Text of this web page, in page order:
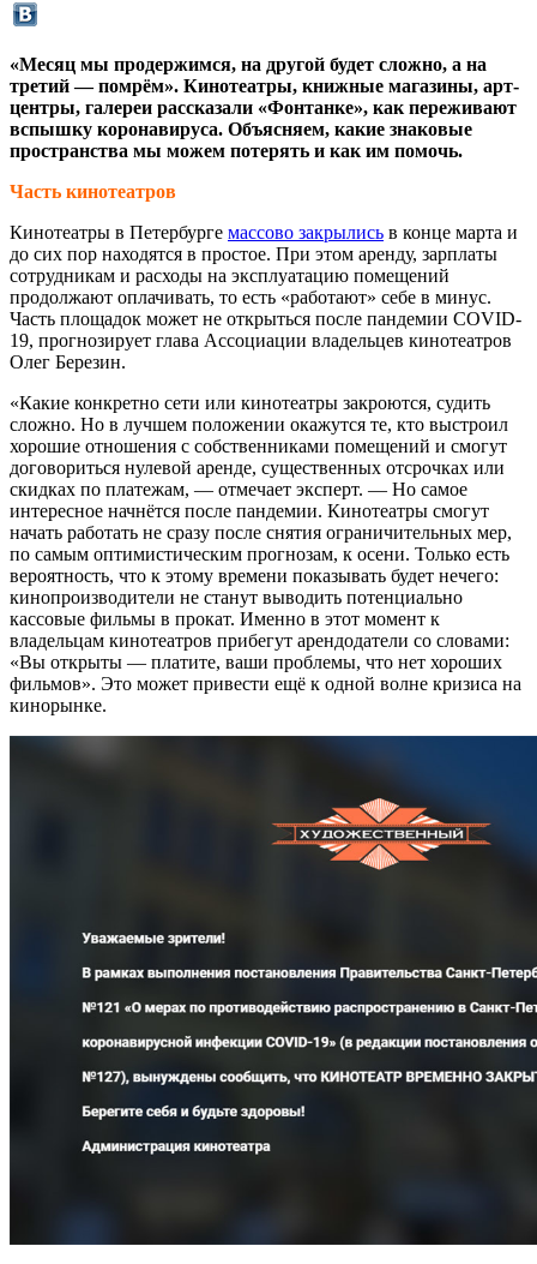
«Месяц мы продержимся, на другой будет сложно, а на
третий — помрём». Кинотеатры, книжные магазины, арт-
центры, галереи рассказали «Фонтанке», как переживают
вспышку коронавируса. Объясняем, какие знаковые
пространства мы можем потерять и как им помочь.
Часть кинотеатров
Кинотеатры в Петербурге массово закрылись в конце марта и
до сих пор находятся в простое. При этом аренду, зарплаты
сотрудникам и расходы на эксплуатацию помещений
продолжают оплачивать, то есть «работают» себе в минус.
Часть площадок может не открыться после пандемии COVID-
19, прогнозирует глава Ассоциации владельцев кинотеатров
Олег Березин.
«Какие конкретно сети или кинотеатры закроются, судить
сложно. Но в лучшем положении окажутся те, кто выстроил
хорошие отношения с собственниками помещений и смогут
договориться нулевой аренде, существенных отсрочках или
скидках по платежам, — отмечает эксперт. — Но самое
интересное начнётся после пандемии. Кинотеатры смогут
начать работать не сразу после снятия ограничительных мер,
по самым оптимистическим прогнозам, к осени. Только есть
вероятность, что к этому времени показывать будет нечего:
кинопроизводители не станут выводить потенциально
кассовые фильмы в прокат. Именно в этот момент к
владельцам кинотеатров прибегут арендодатели со словами:
«Вы открыты — платите, ваши проблемы, что нет хороших
фильмов». Это может привести ещё к одной волне кризиса на
кинорынке.